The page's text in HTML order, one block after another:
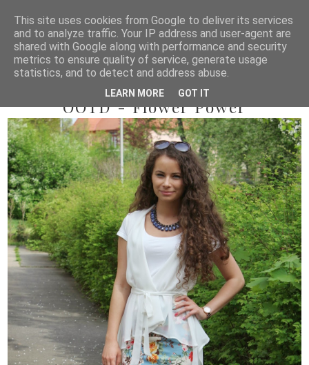
2014/04/10
OOTD - Flower Power
This site uses cookies from Google to deliver its services
and to analyze traffic. Your IP address and user-agent are
shared with Google along with performance and security
metrics to ensure quality of service, generate usage
statistics, and to detect and address abuse.
LEARN MORE GOT IT